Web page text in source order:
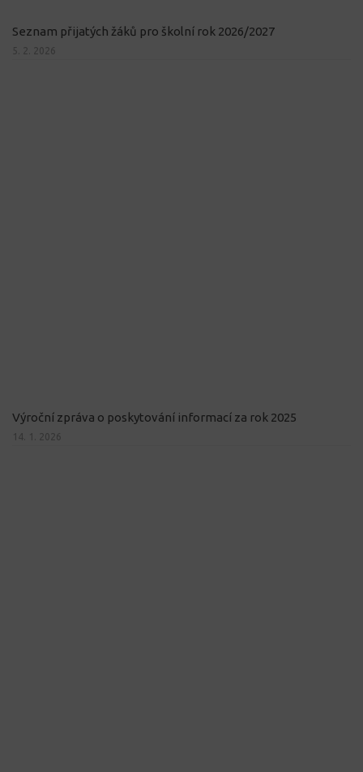
Seznam přijatých žáků pro školní rok 2026/2027
5. 2. 2026
Výroční zpráva o poskytování informací za rok 2025
14. 1. 2026